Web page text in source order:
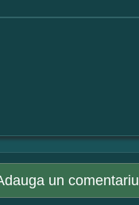
un comentariu